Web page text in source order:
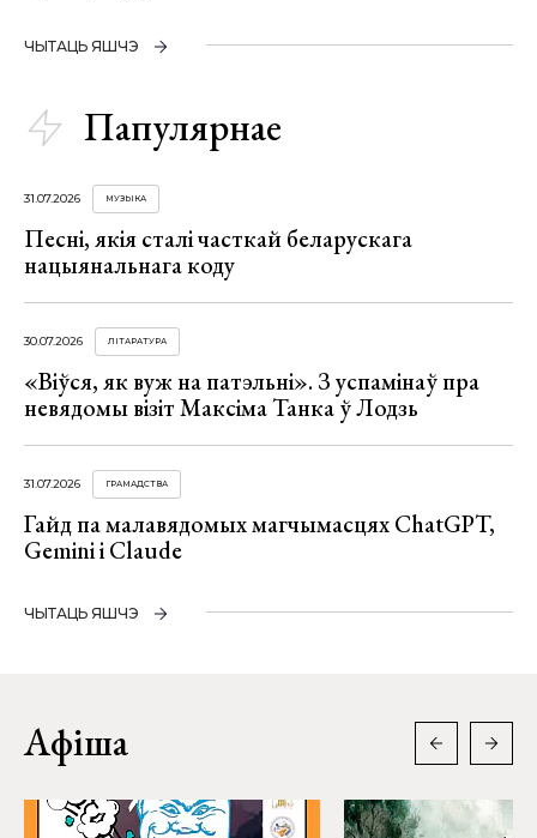
ЧЫТАЦЬ ЯШЧЭ
Папулярнае
31.07.2026 МУЗЫКА
Песні, якія сталі часткай беларускага
нацыянальнага коду
30.07.2026 ЛІТАРАТУРА
«Віўся, як вуж на патэльні». З успамінаў пра
невядомы візіт Максіма Танка ў Лодзь
31.07.2026 ГРАМАДСТВА
Гайд па малавядомых магчымасцях ChatGPT,
Gemini і Claude
ЧЫТАЦЬ ЯШЧЭ
Афіша